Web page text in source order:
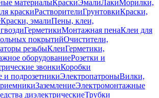
материалыКраскиЭмалиЛакиМорилки,
краскиРастворителиГрунтовкиКраски,
Краски, эмалиПены, клеи,
ГерметикиМонтажная пенаКлеи для
покрытийОчистители,
резьбыКлеиГерметики,
оборудованиеРозетки и
звонкиКоробки
и подрозетникиЭлектропатроныВилки,
ЗаземлениеЭлектромонтажные
диэлектрическиеТрубки